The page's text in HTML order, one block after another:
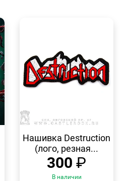
ПРОСМОТР
Нашивка Destruction
(лого, резная...
300 ₽
В наличии